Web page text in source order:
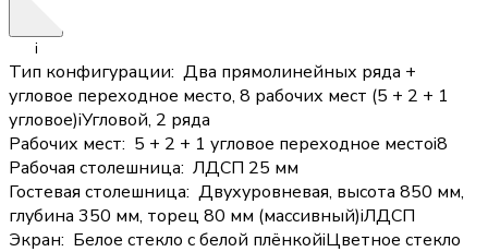
i
Тип конфигурации: Два прямолинейных ряда +
угловое переходное место, 8 рабочих мест (5 + 2 + 1
угловое)iУгловой, 2 ряда
Рабочих мест: 5 + 2 + 1 угловое переходное местоi8
Рабочая столешница: ЛДСП 25 мм
Гостевая столешница: Двухуровневая, высота 850 мм,
глубина 350 мм, торец 80 мм (массивный)iЛДСП
Экран: Белое стекло с белой плёнкойiЦветное стекло